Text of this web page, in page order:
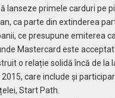
lanseze primele carduri pe
ca parte din extinderea
ce presupune emiterea
Mastercard este
o relație solidă încă de la
care include și
Start Path.